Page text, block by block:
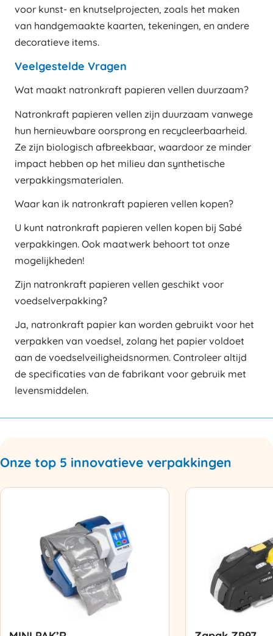
voor kunst- en knutselprojecten, zoals het maken
van handgemaakte kaarten, tekeningen, en andere
decoratieve items.
Veelgestelde Vragen
Wat maakt natronkraft papieren vellen duurzaam?
Natronkraft papieren vellen zijn duurzaam vanwege
hun hernieuwbare oorsprong en recycleerbaarheid.
Ze zijn biologisch afbreekbaar, waardoor ze minder
impact hebben op het milieu dan synthetische
verpakkingsmaterialen.
Waar kan ik natronkraft papieren vellen kopen?
U kunt natronkraft papieren vellen kopen bij Sabé
verpakkingen. Ook maatwerk behoort tot onze
mogelijkheden!
Zijn natronkraft papieren vellen geschikt voor
voedselverpakking?
Ja, natronkraft papier kan worden gebruikt voor het
verpakken van voedsel, zolang het papier voldoet
aan de voedselveiligheidsnormen. Controleer altijd
de specificaties van de fabrikant voor gebruik met
levensmiddelen.
Onze top 5 innovatieve verpakkingen